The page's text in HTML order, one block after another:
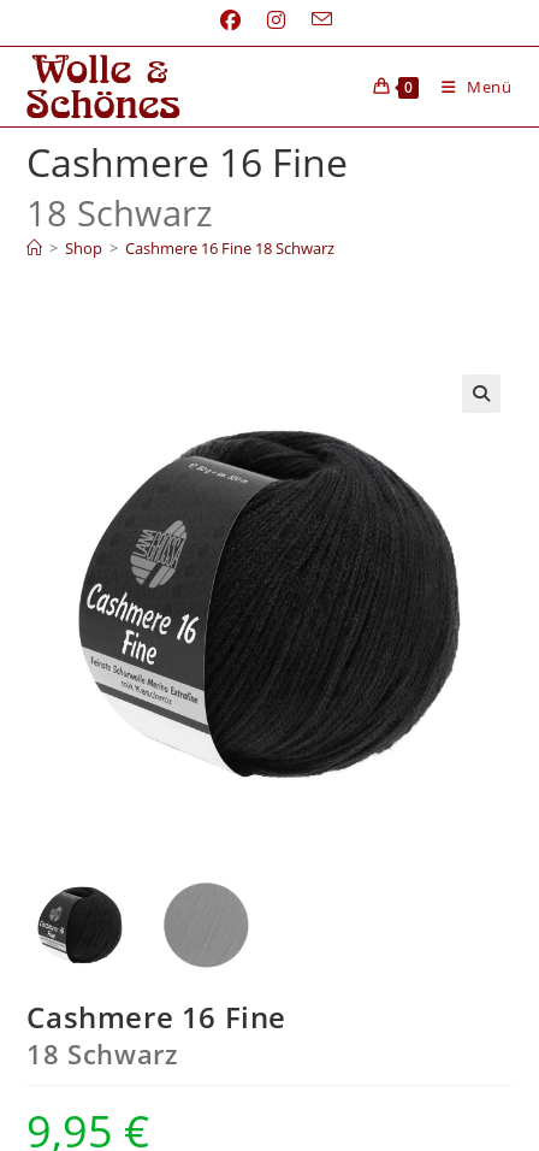
0 Menü
Cashmere 16 Fine
18 Schwarz
> Shop > Cashmere 16 Fine 18 Schwarz
Cashmere 16 Fine
18 Schwarz
9,95 €